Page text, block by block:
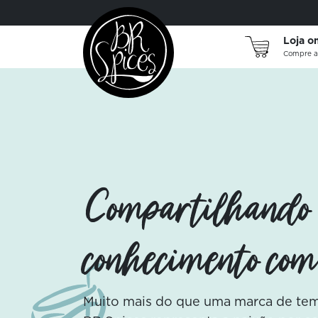
Loja
Compre
Cozinhar é viajar! Embarque
nos sabores de grandes
Os indispensáveis da cozinha:
puros e das nossas seleções
do mundo.
Conheça
Compartilhando
conhecimento
Muito mais do que uma marca de